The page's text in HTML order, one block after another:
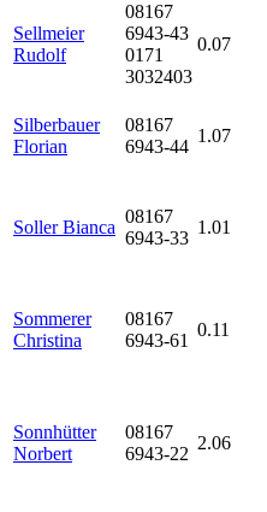
Sellmeier
Rudolf
08167
6943-43
0171
3032403
0.07
Silberbauer
Florian
08167
6943-44
1.07
Soller Bianca
08167
6943-33
1.01
Sommerer
Christina
08167
6943-61
0.11
Sonnhütter
Norbert
08167
6943-22
2.06